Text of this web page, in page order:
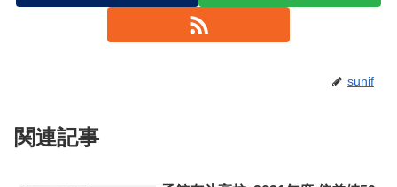
sunif
関連記事